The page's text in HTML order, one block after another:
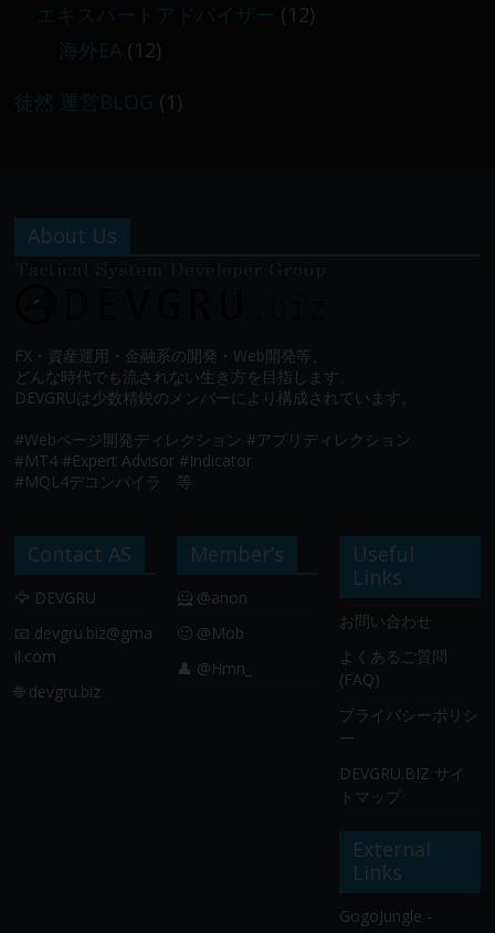
エキスパートアドバイザー (12)
海外EA (12)
徒然 運営BLOG (1)
About Us
FX・資産運用・金融系の開発・Web開発等、
どんな時代でも流されない生き方を目指します。
DEVGRUは少数精鋭のメンバーにより構成されています。
#Webページ開発ディレクション #アプリディレクション
#MT4 #Expert Advisor #Indicator
#MQL4デコンパイラ 等
Contact AS
🦅 DEVGRU
📧 devgru.biz@gma
il.com
🌐 devgru.biz
Member’s
🦸 @anon
🙂 @Mob
👤 @Hmn_
Useful
Links
お問い合わせ
よくあるご質問
(FAQ)
プライバシーポリシ
ー
DEVGRU.BIZ サイ
トマップ
External
Links
GogoJungle -